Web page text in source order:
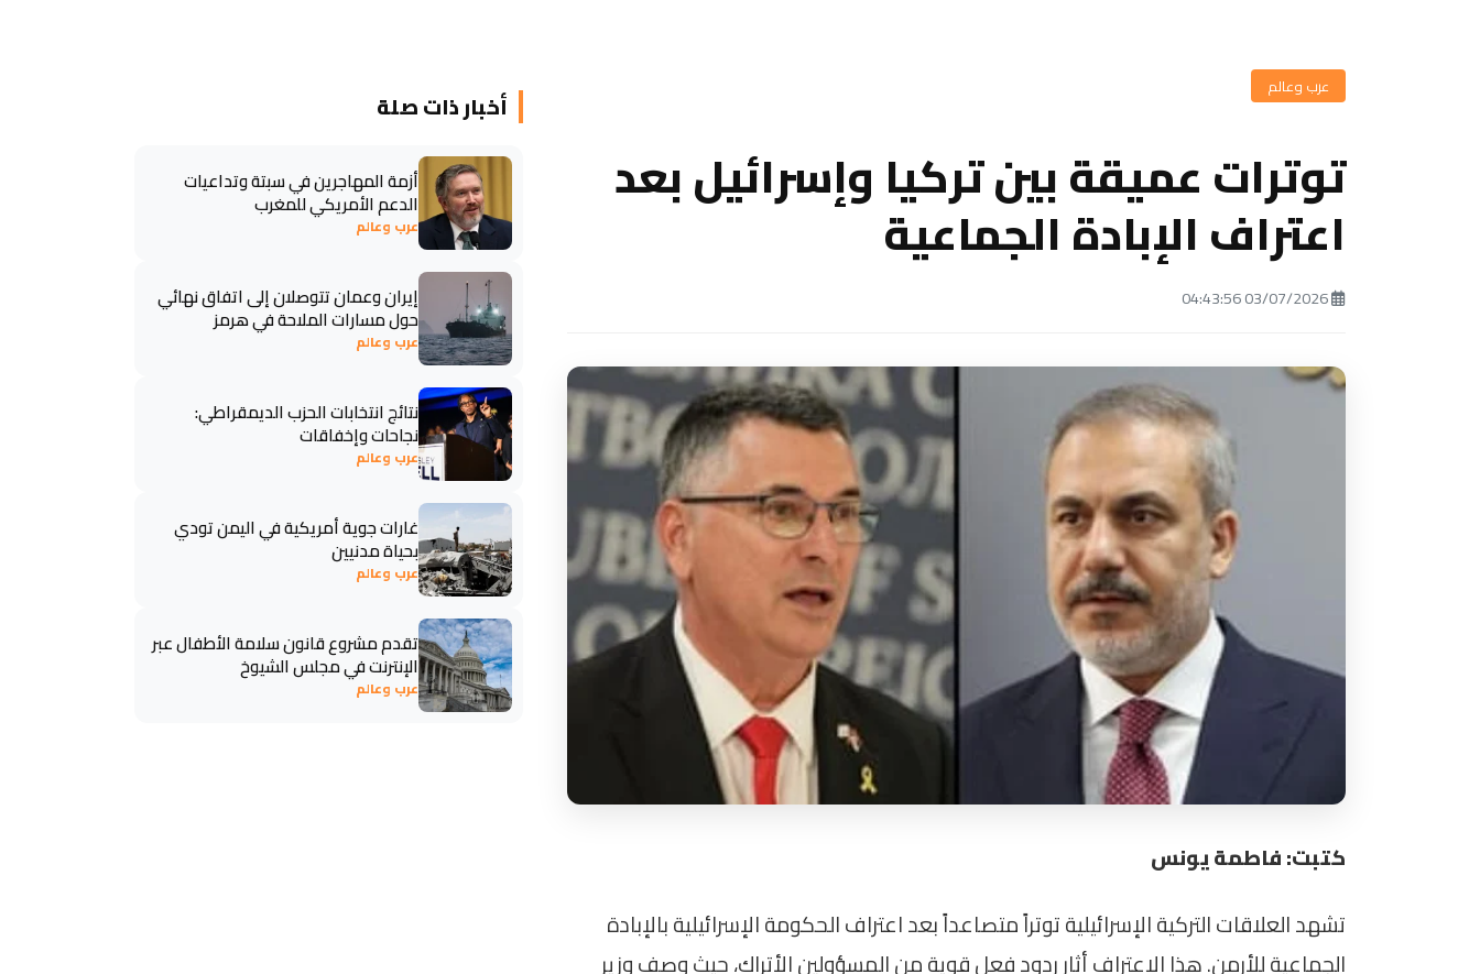
عرب وعالم
توترات عميقة بين تركيا وإسرائيل بعد
اعتراف الإبادة الجماعية
كتبت: فاطمة يونس
تشهد العلاقات التركية الإسرائيلية توتراً متصاعداً بعد اعتراف الحكومة الإسرائيلية بالإبادة
الجماعية للأرمن. هذا الاعتراف أثار ردود فعل قوية من المسؤولين الأتراك، حيث وصف وزير
أخبار ذات صلة
أزمة المهاجرين في سبتة وتداعيات
الدعم الأمريكي للمغرب
عرب وعالم
إيران وعمان تتوصلان إلى اتفاق نهائي
حول مسارات الملاحة في هرمز
عرب وعالم
نتائج انتخابات الحزب الديمقراطي:
نجاحات وإخفاقات
عرب وعالم
غارات جوية أمريكية في اليمن تودي
بحياة مدنيين
عرب وعالم
تقدم مشروع قانون سلامة الأطفال عبر
الإنترنت في مجلس الشيوخ
عرب وعالم